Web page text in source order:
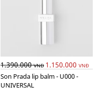
1.390.000VNĐ 1.150.000 VNĐ
Son Prada lip balm - U000 -
UNIVERSAL